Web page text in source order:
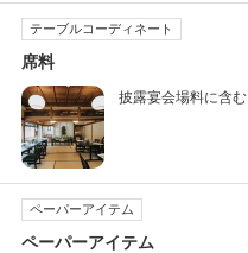
テーブルコーディネート
席料
披露宴会場料に含む
ペーパーアイテム
ペーパーアイテム